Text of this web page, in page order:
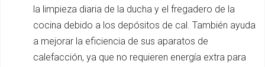
la limpieza diaria de la ducha y el fregadero de la
cocina debido a los depósitos de cal. También ayuda
a mejorar la eficiencia de sus aparatos de
calefacción, ya que no requieren energía extra para